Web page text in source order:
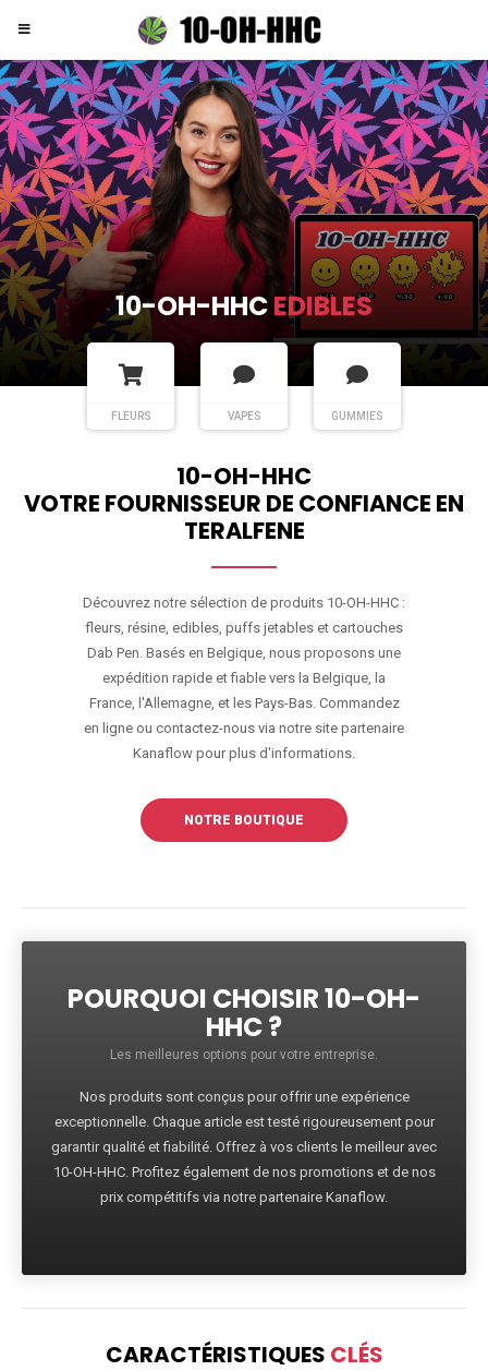
10-OH-HHCFLEURS
FLEURS VAPES GUMMIES
10-OH-HHC
VOTRE FOURNISSEUR DE CONFIANCE EN
TERALFENE
Découvrez notre sélection de produits 10-OH-HHC :
fleurs, résine, edibles, puffs jetables et cartouches
Dab Pen. Basés en Belgique, nous proposons une
expédition rapide et fiable vers la Belgique, la
France, l'Allemagne, et les Pays-Bas. Commandez
en ligne ou contactez-nous via notre site partenaire
Kanaflow pour plus d'informations.
NOTRE BOUTIQUE
POURQUOI CHOISIR 10-OH-
HHC ?
Les meilleures options pour votre entreprise.
Nos produits sont conçus pour offrir une expérience
exceptionnelle. Chaque article est testé rigoureusement pour
garantir qualité et fiabilité. Offrez à vos clients le meilleur avec
10-OH-HHC. Profitez également de nos promotions et de nos
prix compétitifs via notre partenaire Kanaflow.
CARACTÉRISTIQUES CLÉS